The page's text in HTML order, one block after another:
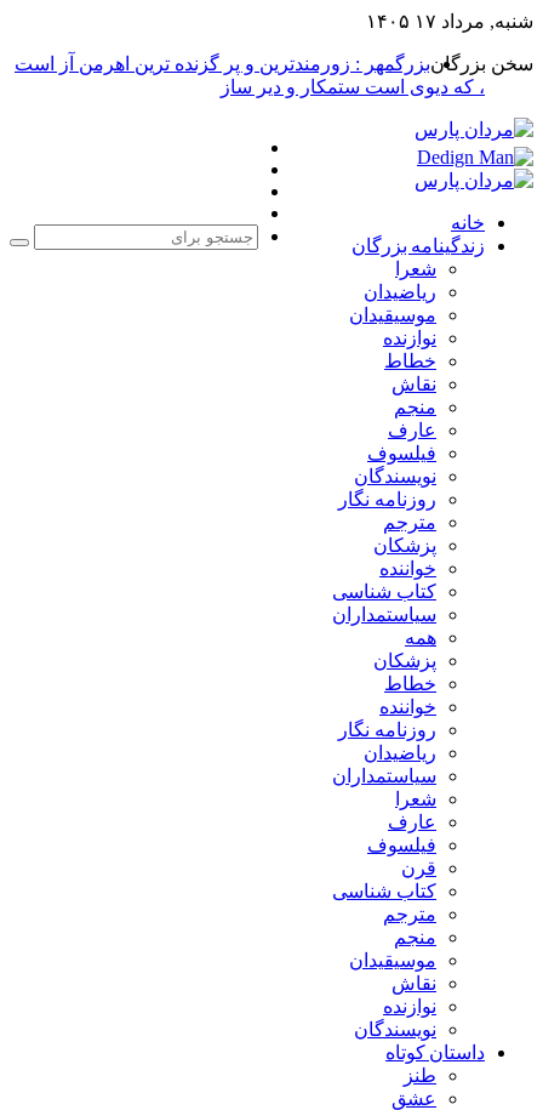
شنبه, مرداد ۱۷ ۱۴۰۵
سخن بزرگانبزرگمهر : زورمندترین و پر گزنده ترین اهرمن آز است
، که دیوی است ستمکار و دیر ساز
خانه
زندگینامه بزرگان
شعرا
ریاضیدان
موسیقیدان
نوازنده
خطاط
نقاش
منجم
عارف
فیلسوف
نویسندگان
روزنامه نگار
مترجم
پزشکان
خواننده
کتاب شناسی
سیاستمداران
همه
پزشکان
خطاط
خواننده
روزنامه نگار
ریاضیدان
سیاستمداران
شعرا
عارف
فیلسوف
قرن
کتاب شناسی
مترجم
منجم
موسیقیدان
نقاش
نوازنده
نویسندگان
داستان کوتاه
طنز
عشق